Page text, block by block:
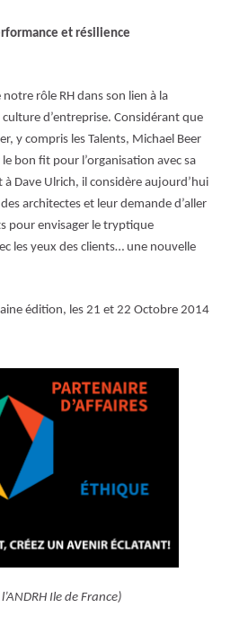
et résilience
rôle RH dans son lien à la
d’entreprise. Considérant que
y compris les Talents, Michael Beer
bon fit pour l’organisation avec sa
Dave Ulrich, il considère aujourd’hui
architectes et leur demande d’aller
pour envisager le tryptique
les yeux des clients… une nouvelle
édition, les 21 et 22 Octobre 2014
Ile de France)